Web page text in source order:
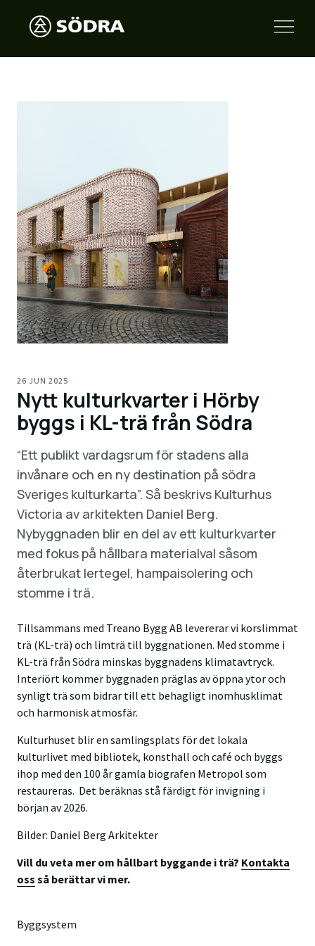
26 JUN 2025
Nytt kulturkvarter i Hörby
byggs i KL-trä från Södra
“Ett publikt vardagsrum för stadens alla
invånare och en ny destination på södra
Sveriges kulturkarta”. Så beskrivs Kulturhus
Victoria av arkitekten Daniel Berg.
Nybyggnaden blir en del av ett kulturkvarter
med fokus på hållbara materialval såsom
återbrukat lertegel, hampaisolering och
stomme i trä.
Tillsammans med Treano Bygg AB levererar vi korslimmat
trä (KL-trä) och limträ till byggnationen. Med stomme i
KL-trä från Södra minskas byggnadens klimatavtryck.
Interiört kommer byggnaden präglas av öppna ytor och
synligt trä som bidrar till ett behagligt inomhusklimat
och harmonisk atmosfär.
Kulturhuset blir en samlingsplats för det lokala
kulturlivet med bibliotek, konsthall och café och byggs
ihop med den 100 år gamla biografen Metropol som
restaureras. Det beräknas stå färdigt för invigning i
början av 2026.
Bilder: Daniel Berg Arkitekter
Vill du veta mer om hållbart byggande i trä? Kontakta
oss så berättar vi mer.
Byggsystem